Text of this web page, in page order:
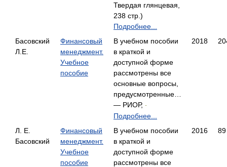
Твердая глянцевая,
238 стр.)
Подробнее...
Басовский
Л.Е.
Финансовый
менеджмент.
Учебное
пособие
В учебном пособии
в краткой и
доступной форме
рассмотрены все
основные вопросы,
предусмотренные…
— РИОР, -
Подробнее...
2018
Л. Е.
Басовский
Финансовый
менеджмент.
Учебное
пособие
В учебном пособии
в краткой и
доступной форме
рассмотрены все
2016 89